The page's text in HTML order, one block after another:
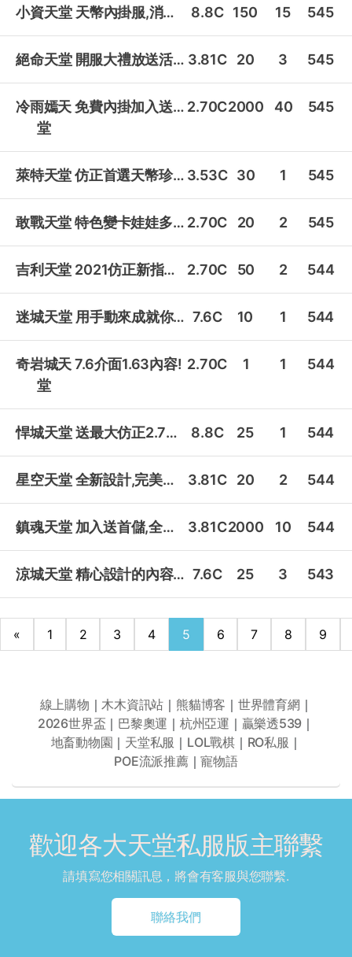
小資天堂 天幣內掛服,消遣為上娛樂為主! 8.8C 150 15 545
絕命天堂 開服大禮放送活動眾多最佳遊戲平衡! 3.81C 20 3 545
冷雨嫣天
堂
免費內掛加入送首儲古白全能! 2.70C2000 40 545
萊特天堂 仿正首選天幣珍貴寶物稀有物品有價! 3.53C 30 1 545
敢戰天堂 特色變卡娃娃多元系統等你來戰! 2.70C 20 2 545
吉利天堂 2021仿正新指標吉利天堂! 2.70C 50 2 544
迷城天堂 用手動來成就你我的榮耀! 7.6C 10 1 544
奇岩城天
堂
7.6介面1.63內容! 2.70C 1 1 544
悍城天堂 送最大仿正2.7復古微虐玩法! 8.8C 25 1 544
星空天堂 全新設計,完美內掛,好玩! 3.81C 20 2 544
鎮魂天堂 加入送首儲,全圖免費內掛! 3.81C2000 10 544
涼城天堂 精心設計的內容,迅速貼心專屬客服! 7.6C 25 3 543
« 1 2 3 4 5 6 7 8 9
線上購物 ｜ 木木資訊站 ｜ 熊貓博客 ｜ 世界體育網 ｜
2026世界盃 ｜ 巴黎奧運 ｜ 杭州亞運 ｜ 贏樂透539 ｜
地畜動物園 ｜ 天堂私服 ｜ LOL戰棋｜ RO私服 ｜
POE流派推薦｜寵物語
歡迎各大天堂私服版主聯繫
請填寫您相關訊息，將會有客服與您聯繫.
聯絡我們